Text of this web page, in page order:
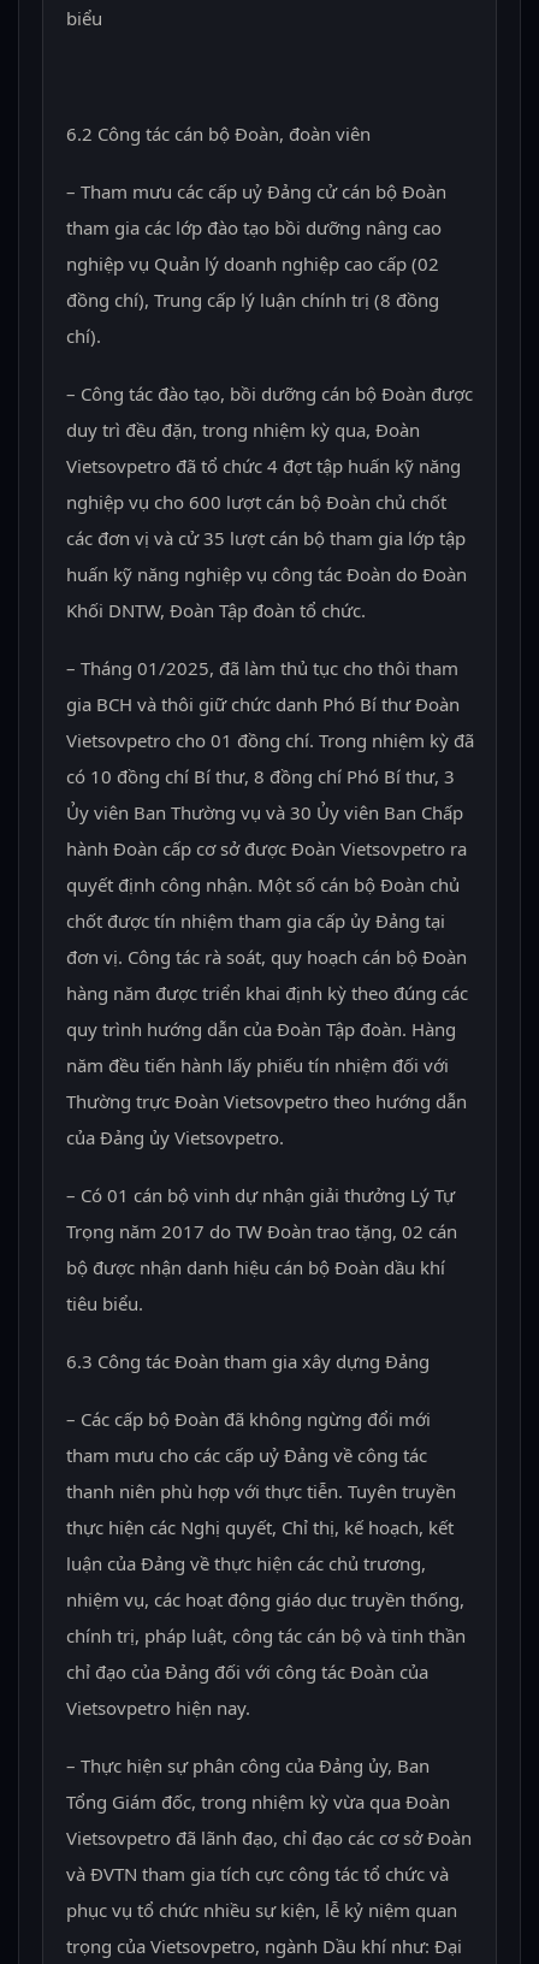
biểu
6.2 Công tác cán bộ Đoàn, đoàn viên
– Tham mưu các cấp uỷ Đảng cử cán bộ Đoàn
tham gia các lớp đào tạo bồi dưỡng nâng cao
nghiệp vụ Quản lý doanh nghiệp cao cấp (02
đồng chí), Trung cấp lý luận chính trị (8 đồng
chí).
– Công tác đào tạo, bồi dưỡng cán bộ Đoàn được
duy trì đều đặn, trong nhiệm kỳ qua, Đoàn
Vietsovpetro đã tổ chức 4 đợt tập huấn kỹ năng
nghiệp vụ cho 600 lượt cán bộ Đoàn chủ chốt
các đơn vị và cử 35 lượt cán bộ tham gia lớp tập
huấn kỹ năng nghiệp vụ công tác Đoàn do Đoàn
Khối DNTW, Đoàn Tập đoàn tổ chức.
– Tháng 01/2025, đã làm thủ tục cho thôi tham
gia BCH và thôi giữ chức danh Phó Bí thư Đoàn
Vietsovpetro cho 01 đồng chí. Trong nhiệm kỳ đã
có 10 đồng chí Bí thư, 8 đồng chí Phó Bí thư, 3
Ủy viên Ban Thường vụ và 30 Ủy viên Ban Chấp
hành Đoàn cấp cơ sở được Đoàn Vietsovpetro ra
quyết định công nhận. Một số cán bộ Đoàn chủ
chốt được tín nhiệm tham gia cấp ủy Đảng tại
đơn vị. Công tác rà soát, quy hoạch cán bộ Đoàn
hàng năm được triển khai định kỳ theo đúng các
quy trình hướng dẫn của Đoàn Tập đoàn. Hàng
năm đều tiến hành lấy phiếu tín nhiệm đối với
Thường trực Đoàn Vietsovpetro theo hướng dẫn
của Đảng ủy Vietsovpetro.
– Có 01 cán bộ vinh dự nhận giải thưởng Lý Tự
Trọng năm 2017 do TW Đoàn trao tặng, 02 cán
bộ được nhận danh hiệu cán bộ Đoàn dầu khí
tiêu biểu.
6.3 Công tác Đoàn tham gia xây dựng Đảng
– Các cấp bộ Đoàn đã không ngừng đổi mới
tham mưu cho các cấp uỷ Đảng về công tác
thanh niên phù hợp với thực tiễn. Tuyên truyền
thực hiện các Nghị quyết, Chỉ thị, kế hoạch, kết
luận của Đảng về thực hiện các chủ trương,
nhiệm vụ, các hoạt động giáo dục truyền thống,
chính trị, pháp luật, công tác cán bộ và tinh thần
chỉ đạo của Đảng đối với công tác Đoàn của
Vietsovpetro hiện nay.
– Thực hiện sự phân công của Đảng ủy, Ban
Tổng Giám đốc, trong nhiệm kỳ vừa qua Đoàn
Vietsovpetro đã lãnh đạo, chỉ đạo các cơ sở Đoàn
và ĐVTN tham gia tích cực công tác tổ chức và
phục vụ tổ chức nhiều sự kiện, lễ kỷ niệm quan
trọng của Vietsovpetro, ngành Dầu khí như: Đại